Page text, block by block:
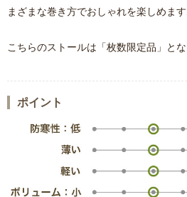
ポイント
まざまな巻き方でおしゃれを楽しめます
こちらのストールは「枚数限定品」とな